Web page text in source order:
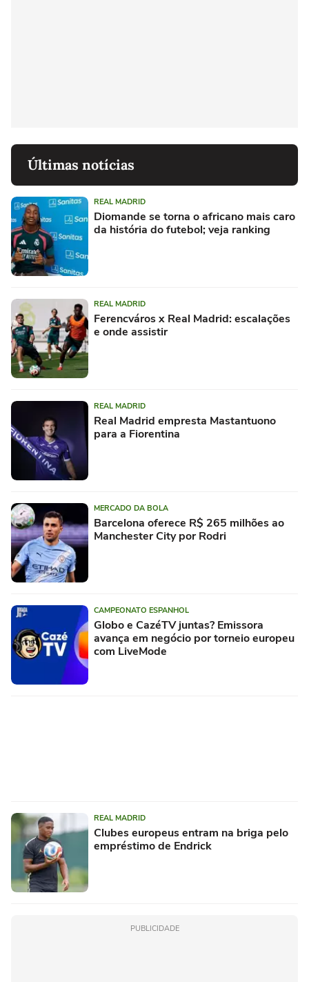
Últimas notícias
REAL MADRID
Diomande se torna o africano mais caro
da história do futebol; veja ranking
REAL MADRID
Ferencváros x Real Madrid: escalações
e onde assistir
REAL MADRID
Real Madrid empresta Mastantuono
para a Fiorentina
MERCADO DA BOLA
Barcelona oferece R$ 265 milhões ao
Manchester City por Rodri
CAMPEONATO ESPANHOL
Globo e CazéTV juntas? Emissora
avança em negócio por torneio europeu
com LiveMode
REAL MADRID
Clubes europeus entram na briga pelo
empréstimo de Endrick
PUBLICIDADE